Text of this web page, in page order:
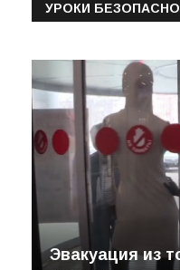
УРОКИ
Эвакуация из